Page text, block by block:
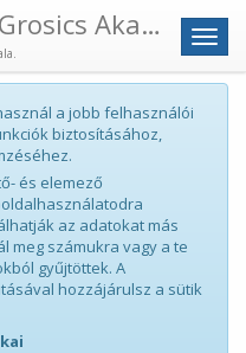
Menü
Szeged-Csanád Grosics Akadémia
a jobb felhasználói
biztosításához,
és elemező
az adatokat más
meg számukra vagy a te
gyűjtöttek. A
hozzájárulsz a sütik